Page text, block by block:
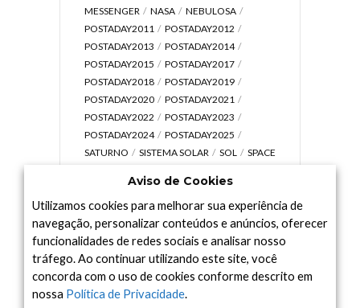
MESSENGER
NASA
NEBULOSA
POSTADAY2011
POSTADAY2012
POSTADAY2013
POSTADAY2014
POSTADAY2015
POSTADAY2017
POSTADAY2018
POSTADAY2019
POSTADAY2020
POSTADAY2021
POSTADAY2022
POSTADAY2023
POSTADAY2024
POSTADAY2025
SATURNO
SISTEMA SOLAR SOL
SPACE
UNIVERSO
VÍDEO
Arquivo
Arquivo
Aviso de Cookies
Utilizamos cookies para melhorar sua experiência de
navegação, personalizar conteúdos e anúncios, oferecer
funcionalidades de redes sociais e analisar nosso
tráfego. Ao continuar utilizando este site, você
concorda com o uso de cookies conforme descrito em
nossa Política de Privacidade.